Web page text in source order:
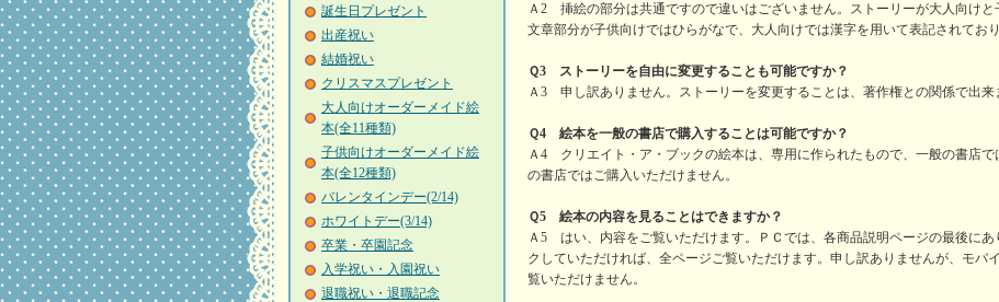
誕生日プレゼント
出産祝い
結婚祝い
クリスマスプレゼント
大人向けオーダーメイド絵
本(全11種類)
子供向けオーダーメイド絵
本(全12種類)
バレンタインデー(2/14)
ホワイトデー(3/14)
卒業・卒園記念
入学祝い・入園祝い
退職祝い・退職記念
Ａ2 挿絵の部分は共通ですので違いはございません。ストーリーが大人向けと
文章部分が子供向けではひらがなで、大人向けでは漢字を用いて表記されており
Ｑ3 ストーリーを自由に変更することも可能ですか？
Ａ3 申し訳ありません。ストーリーを変更することは、著作権との関係で出来
Ｑ4 絵本を一般の書店で購入することは可能ですか？
Ａ4 クリエイト・ア・ブックの絵本は、専用に作られたもので、一般の書店
の書店ではご購入いただけません。
Ｑ5 絵本の内容を見ることはできますか？
Ａ5 はい、内容をご覧いただけます。ＰＣでは、各商品説明ページの最後にあ
クしていただければ、全ページご覧いただけます。申し訳ありませんが、モバ
覧いただけません。